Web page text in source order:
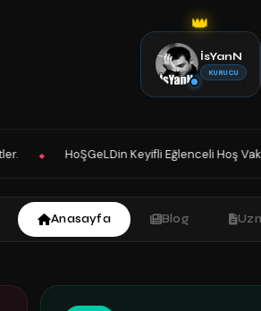
👑
İsYanN
KURUCU
Eğlenceli Hoş Vakitler Diler 2025 Panelimiz
Anasayfa Blog